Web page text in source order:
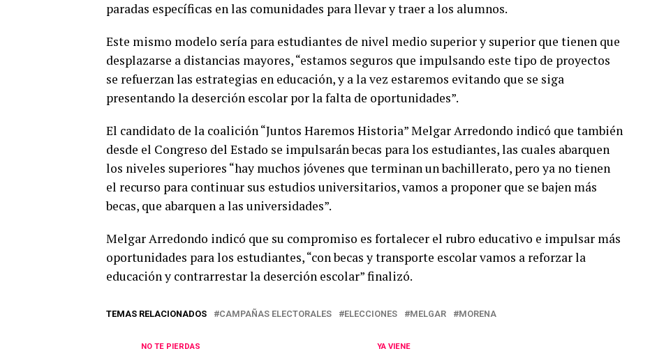
paradas específicas en las comunidades para llevar y traer a los alumnos.
Este mismo modelo sería para estudiantes de nivel medio superior y superior que tienen que
desplazarse a distancias mayores, “estamos seguros que impulsando este tipo de proyectos
se refuerzan las estrategias en educación, y a la vez estaremos evitando que se siga
presentando la deserción escolar por la falta de oportunidades”.
El candidato de la coalición “Juntos Haremos Historia” Melgar Arredondo indicó que también
desde el Congreso del Estado se impulsarán becas para los estudiantes, las cuales abarquen
los niveles superiores “hay muchos jóvenes que terminan un bachillerato, pero ya no tienen
el recurso para continuar sus estudios universitarios, vamos a proponer que se bajen más
becas, que abarquen a las universidades”.
Melgar Arredondo indicó que su compromiso es fortalecer el rubro educativo e impulsar más
oportunidades para los estudiantes, “con becas y transporte escolar vamos a reforzar la
educación y contrarrestar la deserción escolar” finalizó.
TEMAS RELACIONADOS CAMPAÑAS ELECTORALES ELECCIONES MELGAR MORENA
YA VIENE
NO TE PIERDAS